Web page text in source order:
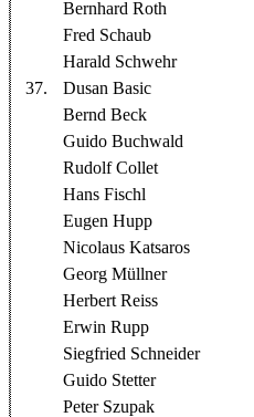
Bernhard Roth
Fred Schaub
Harald Schwehr
37.
Dusan Basic
Bernd Beck
Guido Buchwald
Rudolf Collet
Hans Fischl
Eugen Hupp
Nicolaus Katsaros
Georg Müllner
Herbert Reiss
Erwin Rupp
Siegfried Schneider
Guido Stetter
Peter Szupak